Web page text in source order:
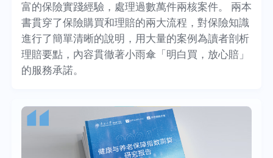
富的保險實踐經驗，處理過數萬件兩核案件。 兩本
書貫穿了保險購買和理賠的兩大流程，對保險知識
進行了簡單清晰的說明，用大量的案例為讀者剖析
理賠要點，內容貫徹著小雨傘「明白買，放心賠」
的服務承諾。